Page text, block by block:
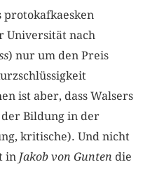
protokafkaesken
Universität nach
) nur um den Preis
ist aber, dass Walsers
der Bildung in der
kritische). Und nicht
in Jakob von Gunten die